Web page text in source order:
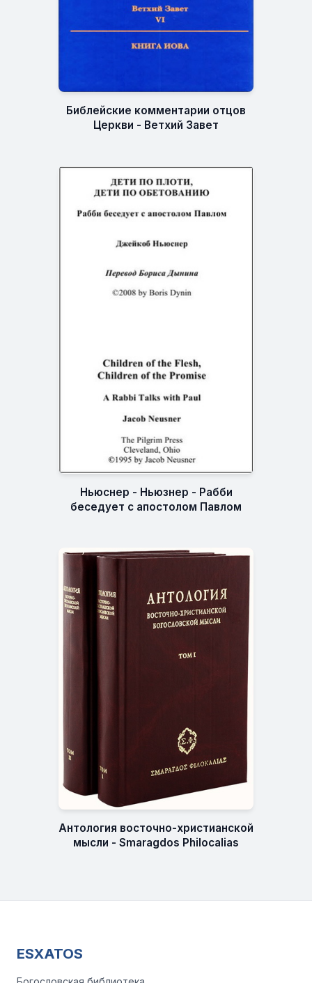
Библейские комментарии отцов
Церкви - Ветхий Завет
Ньюснер - Ньюзнер - Рабби
беседует с апостолом Павлом
Антология восточно-христианской
мысли - Smaragdos Philocalias
ESXATOS